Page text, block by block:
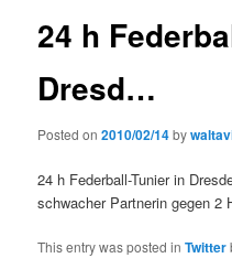
24 h
Dresd…
Posted on2010/02/14by
24 h Federball-Tunier in
schwacher Partnerin gegen 2
This entry was posted inTwitter